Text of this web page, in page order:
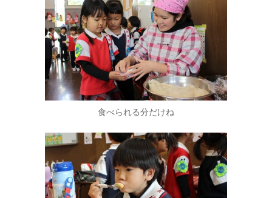
食べられる分だけね